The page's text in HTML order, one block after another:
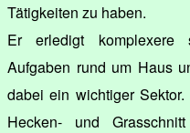
Tätigkeiten zu haben.
Er erledigt komplexere
Aufgaben rund um Haus
dabei ein wichtiger
Hecken- und